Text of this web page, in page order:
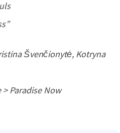
Švenčionytė, Kotryna
Paradise Now